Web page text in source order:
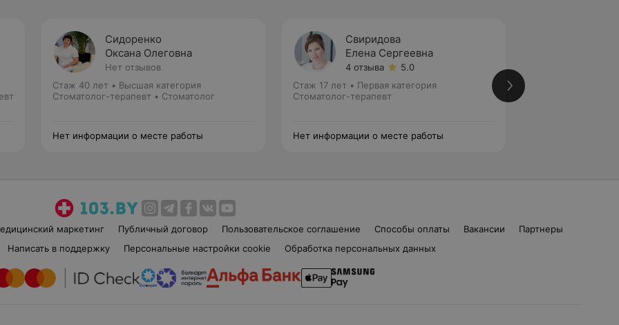
Сидоренко
Оксана Олеговна
Нет отзывов
Стаж 40 лет • Высшая категория
Стоматолог-терапевт • Стоматолог
Нет информации о месте работы
Свиридова
Елена Сергеевна
4 отзыва
5.0
Стаж 17 лет • Первая категория
Стоматолог-терапевт
Нет информации о месте работы
маркетинг Публичный договор Пользовательское соглашение Способы оплаты Вакансии
Партнеры
Написать в поддержку Персональные настройки cookie Обработка персональных данных